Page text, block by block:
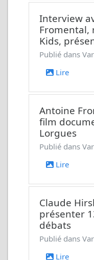
Interview
Fromental,
Kids,
Publié dans
Lire
Antoine
film
Lorgues
Publié dans
Lire
Claude
présenter
débats
Publié dans
Lire